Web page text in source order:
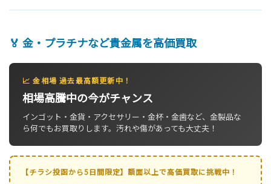
🏅 金・プラチナなど貴金属を高価買取
📈 金相場 過去最高額更新中！
相場高騰中の今がチャンス
インゴット・金貨・アクセサリー・金杯・金歯など、金製品な
ら何でもお買取りします。汚れや傷があっても大丈夫！
【チラシ投函から5日間限定】額面以上で高価買取に挑戦中！